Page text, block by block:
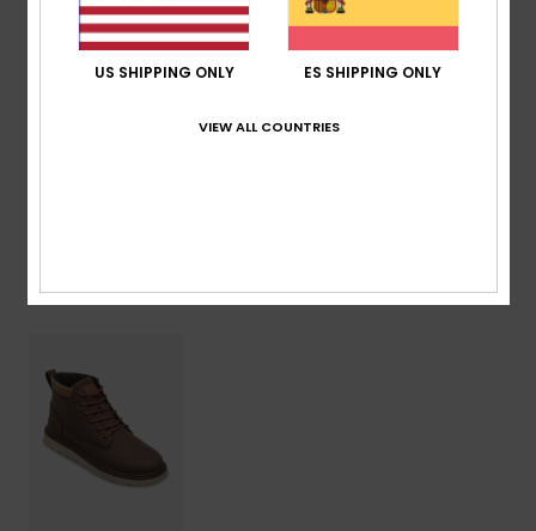
tracción
ComposiciónParte superior: 92 % sintético, 8 % textil /
Últimos artículos vistos
US SHIPPING ONLY ES SHIPPING ONLY
VIEW ALL COUNTRIES